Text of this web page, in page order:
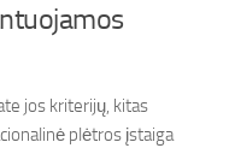
jos kriterijų, kitas
plėtros įstaiga